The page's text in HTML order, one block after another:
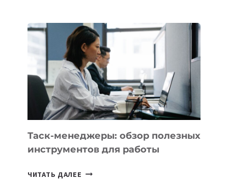
БИЗНЕСА:
КАКИЕ
3
ЗАДАЧИ
ЕМУ
МОЖНО
ПОРУЧИТЬ
УЖЕ
СЕГОДНЯ
Таск-менеджеры: обзор полезных
инструментов для работы
ЧИТАТЬ ДАЛЕЕ ТАСК-